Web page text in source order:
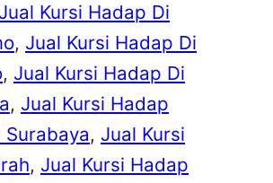
Jual Kursi Hadap Di
, Jual Kursi Hadap Di
, Jual Kursi Hadap Di
, Jual Kursi Hadap
, Jual Kursi
, Jual Kursi Hadap